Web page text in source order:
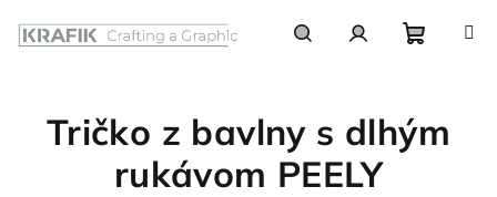
košík
Tričko z bavlny s dlhým
rukávom PEELY